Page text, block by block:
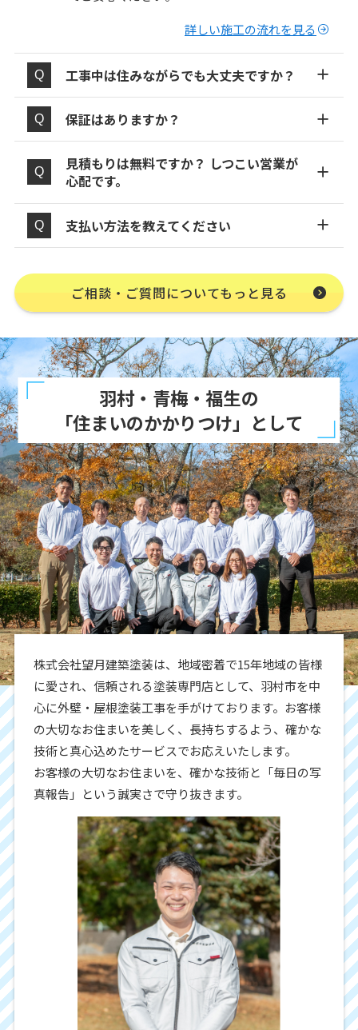
詳しい施工の流れを見る
工事中は住みながらでも大丈夫ですか？
保証はありますか？
見積もりは無料ですか？ しつこい営業が
心配です。
支払い方法を教えてください
ご相談・ご質問についてもっと見る
羽村・青梅・福生の
「住まいのかかりつけ」として
株式会社望月建築塗装は、地域密着で15年地域の皆様
に愛され、信頼される塗装専門店として、羽村市を中
心に外壁・屋根塗装工事を手がけております。お客様
の大切なお住まいを美しく、長持ちするよう、確かな
技術と真心込めたサービスでお応えいたします。
お客様の大切なお住まいを、確かな技術と「毎日の写
真報告」という誠実さで守り抜きます。